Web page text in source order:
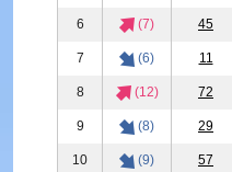
6 (7) 45
7 (6) 11
8 (12) 72
9 (8) 29
10 (9) 57